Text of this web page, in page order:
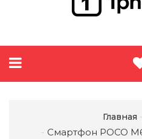
Главная
Смартфон POCO